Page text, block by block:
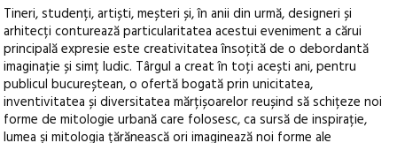
Tineri, studenți, artiști, meșteri și, în anii din urmă, designeri și
arhitecți conturează particularitatea acestui eveniment a cărui
principală expresie este creativitatea însoțită de o debordantă
imaginație și simț ludic. Târgul a creat în toți acești ani, pentru
publicul bucureștean, o ofertă bogată prin unicitatea,
inventivitatea și diversitatea mărțișoarelor reușind să schițeze noi
forme de mitologie urbană care folosesc, ca sursă de inspirație,
lumea și mitologia țărănească ori imaginează noi forme ale